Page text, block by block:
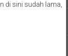
di sini sudah lama,